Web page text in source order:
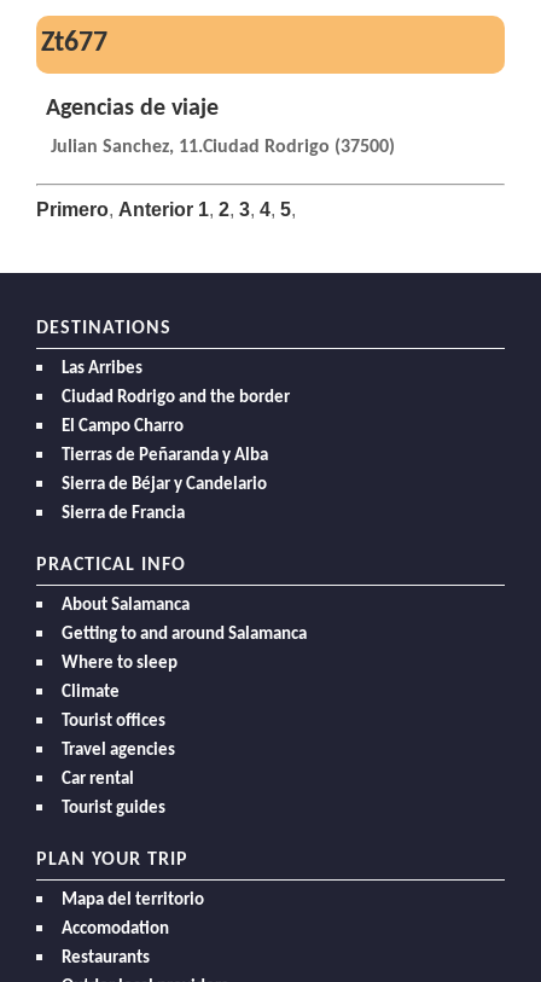
Zt677
Agencias de viaje
Julian Sanchez, 11.Ciudad Rodrigo (37500)
Primero, Anterior 1, 2, 3, 4, 5,
DESTINATIONS
Las Arribes
Ciudad Rodrigo and the border
El Campo Charro
Tierras de Peñaranda y Alba
Sierra de Béjar y Candelario
Sierra de Francia
PRACTICAL INFO
About Salamanca
Getting to and around Salamanca
Where to sleep
Climate
Tourist offices
Travel agencies
Car rental
Tourist guides
PLAN YOUR TRIP
Mapa del territorio
Accomodation
Restaurants